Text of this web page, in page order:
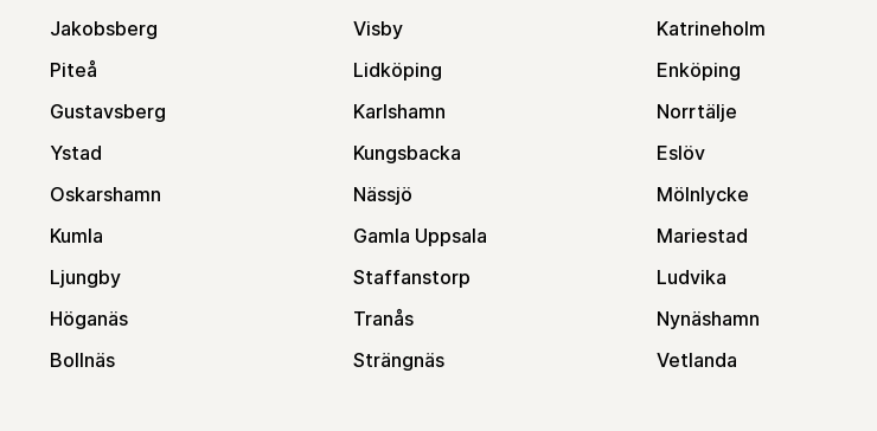
Jakobsberg
Visby Katrineholm
Piteå
Lidköping Enköping
Gustavsberg
Karlshamn Norrtälje
Ystad
Kungsbacka Eslöv
Oskarshamn
Nässjö Mölnlycke
Kumla
Gamla Uppsala Mariestad
Ljungby
Staffanstorp Ludvika
Höganäs
Tranås Nynäshamn
Bollnäs
Strängnäs Vetlanda